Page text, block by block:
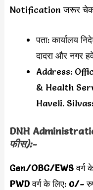
Notification जरूर
पता: कार्यालय
दादरा और नगर
Address:
& Health
Haveli.
DNH
फीस):-
Gen/OBC/EWSवर्ग
PWD वर्ग के लिए:0/-